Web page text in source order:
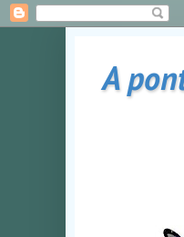
A